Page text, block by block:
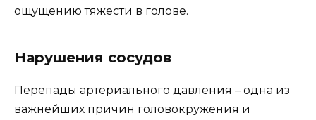
ощущению тяжести в голове.
Нарушения сосудов
Перепады артериального давления – одна из
важнейших причин головокружения и